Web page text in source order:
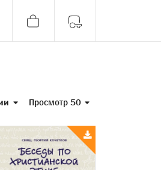
Просмотр 50